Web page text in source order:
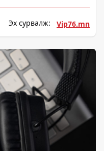
Эх сурвалж: Vip76.mn